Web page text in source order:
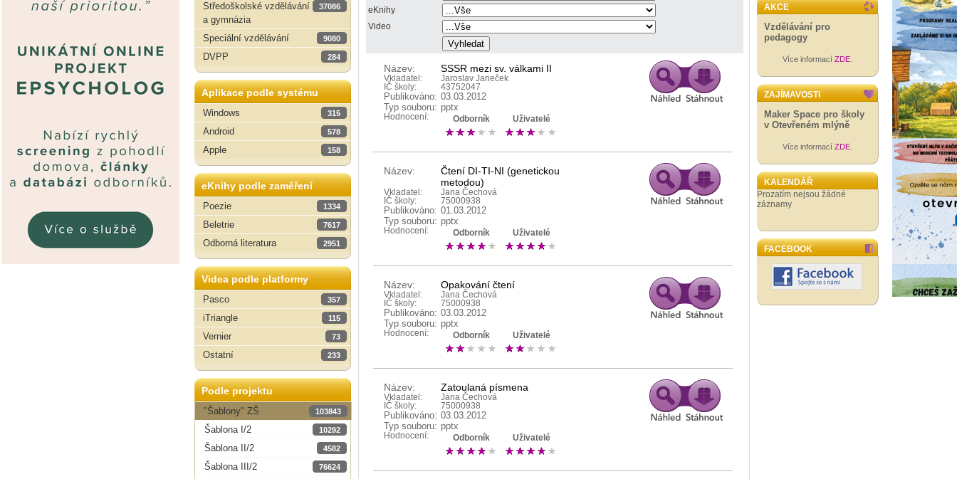
Středoškolské vzdělávání
a gymnázia
37086
Speciální vzdělávání 9080
DVPP 284
Aplikace podle systému
Windows
315
Android 578
Apple 158
eKnihy podle zaměření
Poezie
1334
Beletrie 7617
Odborná literatura 2951
Videa podle platformy
Pasco
357
iTriangle 115
Vernier 73
Ostatní 233
Podle projektu
"Šablony" ZŠ
103843
Šablona I/2 10292
Šablona II/2 4582
Šablona III/2 76624
eKnihy
Video
Název: SSSR mezi sv. válkami II
Vkladatel:
Jaroslav Janeček
IČ školy:
43752047
Publikováno: 03.03.2012
Typ souboru: pptx
Hodnocení: Odborník Uživatelé
Název:
Čtení DI-TI-NI (genetickou
metodou)
Vkladatel:
Jana Čechová
IČ školy:
75000938
Publikováno: 01.03.2012
Typ souboru: pptx
Hodnocení: Odborník Uživatelé
Název: Opakování čtení
Vkladatel:
Jana Čechová
IČ školy:
75000938
Publikováno: 03.03.2012
Typ souboru: pptx
Hodnocení: Odborník Uživatelé
Název: Zatoulaná písmena
Vkladatel:
Jana Čechová
IČ školy:
75000938
Publikováno: 03.03.2012
Typ souboru: pptx
Hodnocení: Odborník Uživatelé
AKCE
Vzdělávání pro
pedagogy
Více informací ZDE
ZAJÍMAVOSTI
Maker Space pro školy
v Otevřeném mlýně
Více informací ZDE
KALENDÁŘ
Prozatím nejsou žádné
záznamy
FACEBOOK